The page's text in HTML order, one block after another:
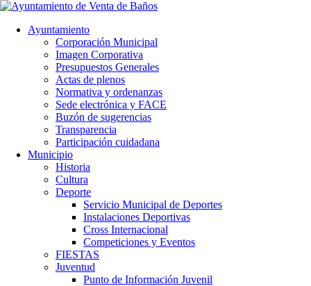
Ayuntamiento
Corporación Municipal
Imagen Corporativa
Presupuestos Generales
Actas de plenos
Normativa y ordenanzas
Sede electrónica y FACE
Buzón de sugerencias
Transparencia
Participación cuidadana
Municipio
Historia
Cultura
Deporte
Servicio Municipal de Deportes
Instalaciones Deportivas
Cross Internacional
Competiciones y Eventos
FIESTAS
Juventud
Punto de Información Juvenil